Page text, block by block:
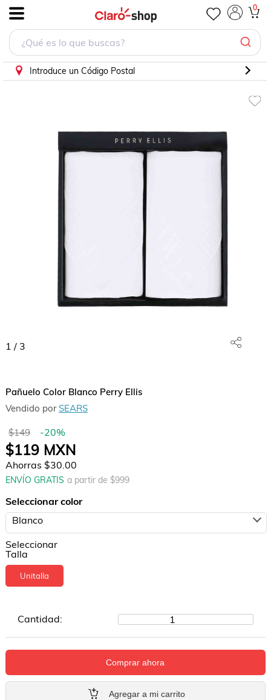
0
Introduce un Código Postal
1 / 3
Pañuelo Color Blanco Perry Ellis
Vendido por SEARS
$149 -20%
$119MXN
Ahorras $30.00
ENVÍO GRATIS a partir de $999
Seleccionar color
Blanco
Seleccionar
Talla
Unitalla
Cantidad: 1
Comprar ahora
Agregar a mi carrito
Pañuelo Color Blanco Perry Ellis